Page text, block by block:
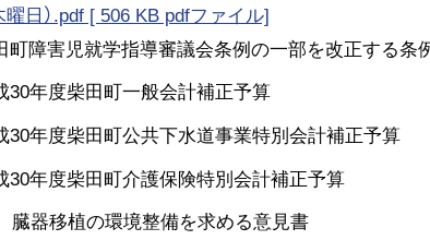
曜日）.pdf [ 506 KB pdfファイル]
障害児就学指導審議会条例の一部を改正する条
年度柴田町一般会計補正予算
年度柴田町公共下水道事業特別会計補正予算
年度柴田町介護保険特別会計補正予算
器移植の環境整備を求める意見書